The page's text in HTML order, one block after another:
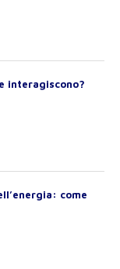
interagiscono?
come